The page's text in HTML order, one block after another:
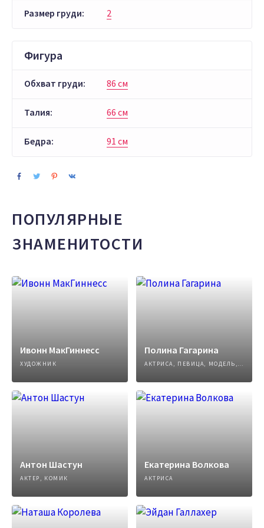
Размер груди: 2
Фигура
Обхват груди: 86 см
Талия: 66 см
Бедра: 91 см
ПОПУЛЯРНЫЕ
ЗНАМЕНИТОСТИ
Ивонн МакГиннесс
ХУДОЖНИК
Полина Гагарина
АКТРИСА, ПЕВИЦА, МОДЕЛЬ, АВТОР ПЕСЕН
Антон Шастун
АКТЕР, КОМИК
Екатерина Волкова
АКТРИСА